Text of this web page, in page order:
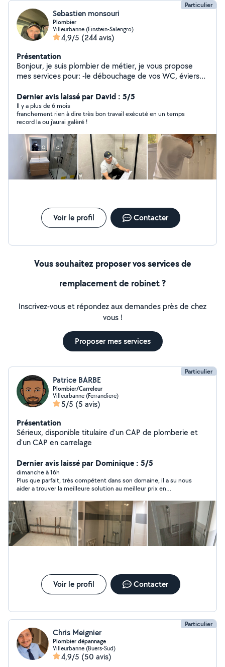
Particulier
Sebastien monsouri
Plombier
Villeurbanne (Einstein-Salengro)
4,9/5 (244 avis)
Présentation
Bonjour, je suis plombier de métier, je vous propose
mes services pour: -le débouchage de vos WC, éviers
répartition de fuites - la pose de votre nouvelle barre de
douche - la pose de votre nouveau meuble de salle de
bain - le remplacement de votre toilette - La réfection
de votre salle de bain Je peux aussi effectuer d'autres
petits travaux si cela rentre dans mes compétences
n'hésitez pas à me le demander.
Dernier avis laissé par David : 5/5
Il y a plus de 6 mois
franchement rien à dire très bon travail exécuté en un temps
record la ou j'aurai galèré !
Voir le profil Contacter
Vous souhaitez proposer vos services de
remplacement de robinet ?
Inscrivez-vous et répondez aux demandes près de chez
vous !
Proposer mes services
Particulier
Patrice BARBE
Plombier/Carreleur
Villeurbanne (Ferrandiere)
5/5 (5 avis)
Présentation
Sérieux, disponible titulaire d'un CAP de plomberie et
d'un CAP en carrelage
Dernier avis laissé par Dominique : 5/5
dimanche à 16h
Plus que parfait, très compétent dans son domaine, il a su nous
aider a trouver la meilleure solution au meilleur prix en
besoins. Réactif, sympathique, courtois, ponctuel, pédagogue
et respectueux. Contacte samedi soir, il est venu un dimanche
et a fait immédiatement le nouveau branchement de tuyau et
a posé un robinet extérieur. Très soigneux.excellent rapport
qualité prix.
Voir le profil Contacter
Particulier
Chris Meignier
Plombier dépannage
Villeurbanne (Buers-Sud)
4,9/5 (50 avis)